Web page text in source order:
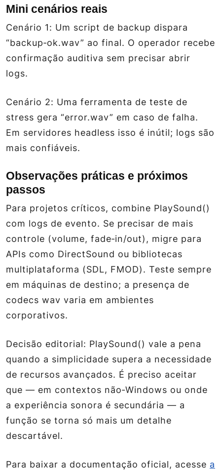
Mini cenários reais
Cenário 1: Um script de backup dispara
“backup‑ok.wav” ao final. O operador recebe
confirmação auditiva sem precisar abrir
logs.
Cenário 2: Uma ferramenta de teste de
stress gera “error.wav” em caso de falha.
Em servidores headless isso é inútil; logs são
mais confiáveis.
Observações práticas e próximos
passos
Para projetos críticos, combine PlaySound()
com logs de evento. Se precisar de mais
controle (volume, fade‑in/out), migre para
APIs como DirectSound ou bibliotecas
multiplataforma (SDL, FMOD). Teste sempre
em máquinas de destino; a presença de
codecs wav varia em ambientes
corporativos.
Decisão editorial: PlaySound() vale a pena
quando a simplicidade supera a necessidade
de recursos avançados. É preciso aceitar
que — em contextos não‑Windows ou onde
a experiência sonora é secundária — a
função se torna só mais um detalhe
descartável.
Para baixar a documentação oficial, acesse a